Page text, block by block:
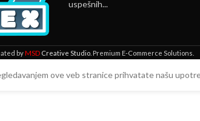
uspešnih...
byMSDCreative Studio. Premium E-Commerce Solutions.
ove veb stranice prihvatate našu